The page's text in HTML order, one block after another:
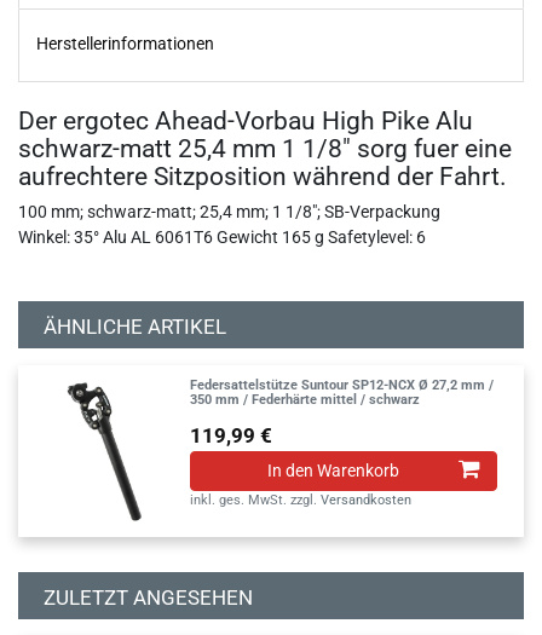
Herstellerinformationen
Der ergotec Ahead-Vorbau High Pike Alu
schwarz-matt 25,4 mm 1 1/8" sorg fuer eine
aufrechtere Sitzposition während der Fahrt.
100 mm; schwarz-matt; 25,4 mm; 1 1/8"; SB-Verpackung
Winkel: 35° Alu AL 6061T6 Gewicht 165 g Safetylevel: 6
ÄHNLICHE ARTIKEL
Federsattelstütze Suntour SP12-NCX Ø 27,2 mm /
350 mm / Federhärte mittel / schwarz
119,99 €
In den Warenkorb
inkl. ges. MwSt. zzgl.Versandkosten
ZULETZT ANGESEHEN